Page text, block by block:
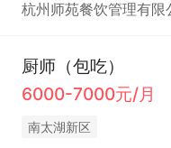
杭州师苑餐饮管理有限
厨师（包吃）
6000-7000元/月
南太湖新区